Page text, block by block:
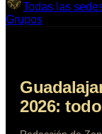
Todas las
Grupos
2026: